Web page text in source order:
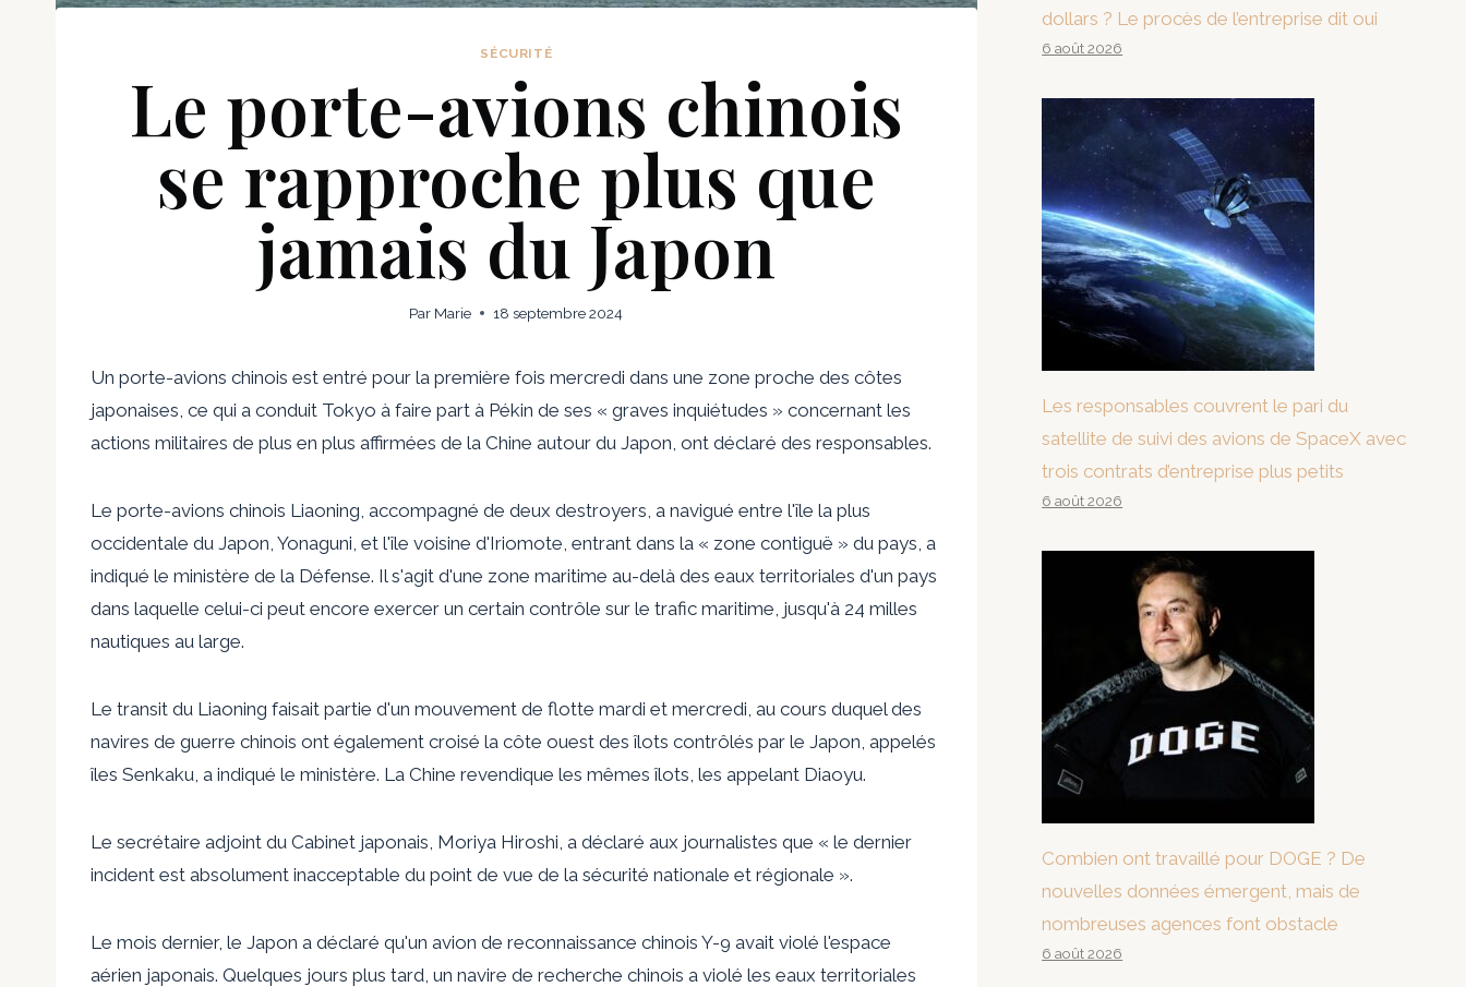
SÉCURITÉ
Le porte-avions chinois
se rapproche plus que
jamais du Japon
Par Marie 18 septembre 2024
Un porte-avions chinois est entré pour la première fois mercredi dans une zone proche des côtes
japonaises, ce qui a conduit Tokyo à faire part à Pékin de ses « graves inquiétudes » concernant les
actions militaires de plus en plus affirmées de la Chine autour du Japon, ont déclaré des responsables.
Le porte-avions chinois Liaoning, accompagné de deux destroyers, a navigué entre l'île la plus
occidentale du Japon, Yonaguni, et l'île voisine d'Iriomote, entrant dans la « zone contiguë » du pays, a
indiqué le ministère de la Défense. Il s'agit d'une zone maritime au-delà des eaux territoriales d'un pays
dans laquelle celui-ci peut encore exercer un certain contrôle sur le trafic maritime, jusqu'à 24 milles
nautiques au large.
Le transit du Liaoning faisait partie d'un mouvement de flotte mardi et mercredi, au cours duquel des
navires de guerre chinois ont également croisé la côte ouest des îlots contrôlés par le Japon, appelés
îles Senkaku, a indiqué le ministère. La Chine revendique les mêmes îlots, les appelant Diaoyu.
Le secrétaire adjoint du Cabinet japonais, Moriya Hiroshi, a déclaré aux journalistes que « le dernier
incident est absolument inacceptable du point de vue de la sécurité nationale et régionale ».
Le mois dernier, le Japon a déclaré qu'un avion de reconnaissance chinois Y-9 avait violé l'espace
aérien japonais. Quelques jours plus tard, un navire de recherche chinois a violé les eaux territoriales
dollars ? Le procès de l’entreprise dit oui
6 août 2026
Les responsables couvrent le pari du
satellite de suivi des avions de SpaceX avec
trois contrats d’entreprise plus petits
6 août 2026
Combien ont travaillé pour DOGE ? De
nouvelles données émergent, mais de
nombreuses agences font obstacle
6 août 2026